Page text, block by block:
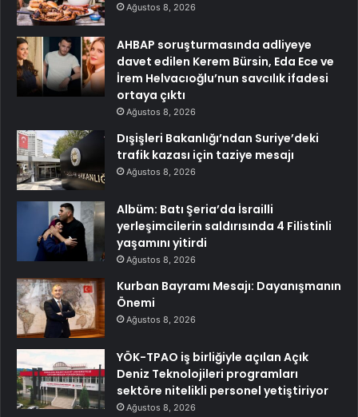
Ağustos 8, 2026
AHBAP soruşturmasında adliyeye
davet edilen Kerem Bürsin, Eda Ece ve
İrem Helvacıoğlu’nun savcılık ifadesi
ortaya çıktı
Ağustos 8, 2026
Dışişleri Bakanlığı’ndan Suriye’deki
trafik kazası için taziye mesajı
Ağustos 8, 2026
Albüm: Batı Şeria’da İsrailli
yerleşimcilerin saldırısında 4 Filistinli
yaşamını yitirdi
Ağustos 8, 2026
Kurban Bayramı Mesajı: Dayanışmanın
Önemi
Ağustos 8, 2026
YÖK-TPAO iş birliğiyle açılan Açık
Deniz Teknolojileri programları
sektöre nitelikli personel yetiştiriyor
Ağustos 8, 2026